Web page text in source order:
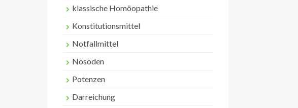
klassische Homöopathie
Konstitutionsmittel
Notfallmittel
Nosoden
Potenzen
Darreichung